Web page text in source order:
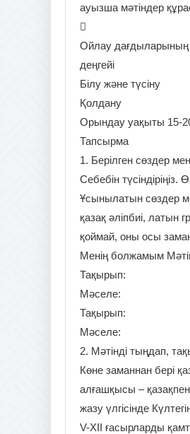
ауызша мәтіндер

Ойлау дағдыларының
деңгейі
Білу және түсіну
Қолдану
Орындау уақыты 15-
Тапсырма
1. Берілген сөздер
Себебін
Ұсынылатын сөздер
қазақ әліпбиі, латын
қоймай, оны осы
Менің болжамым
Тақырып:
Мәселе:
Тақырып:
Мәселе:
2. Мәтінді тыңдап,
Көне заманнан бері
алғашқысы –
жaзу үлгіcінде
V-ХІІ ғасырлаpды